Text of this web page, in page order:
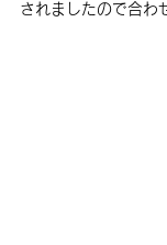
されましたので合わ